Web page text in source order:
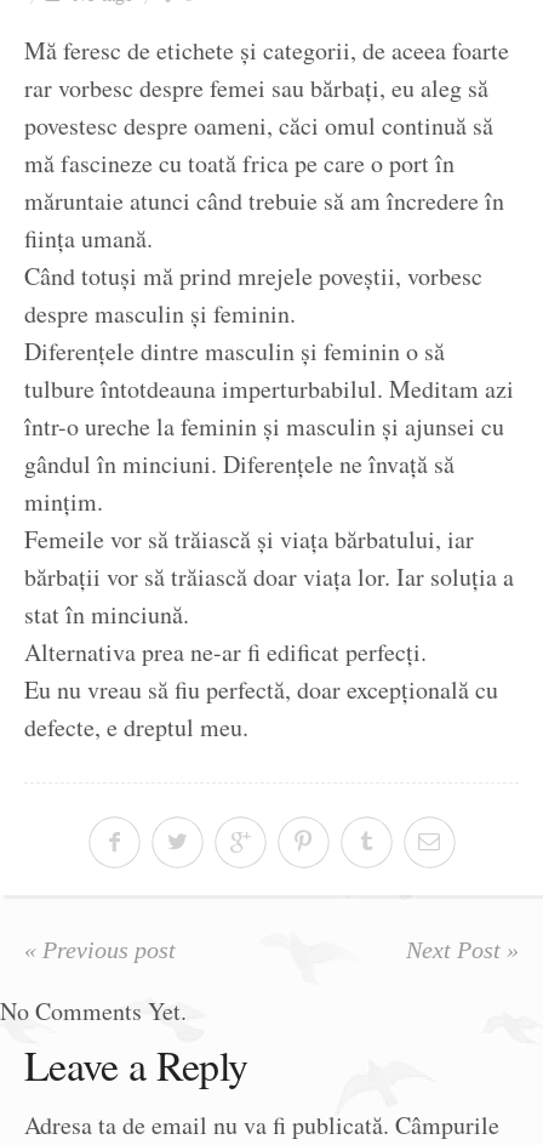
Mă feresc de etichete și categorii, de aceea foarte
rar vorbesc despre femei sau bărbați, eu aleg să
povestesc despre oameni, căci omul continuă să
mă fascineze cu toată frica pe care o port în
măruntaie atunci când trebuie să am încredere în
ființa umană.
Când totuși mă prind mrejele poveștii, vorbesc
despre masculin și feminin.
Diferențele dintre masculin și feminin o să
tulbure întotdeauna imperturbabilul. Meditam azi
într-o ureche la feminin și masculin și ajunsei cu
gândul în minciuni. Diferențele ne învață să
mințim.
Femeile vor să trăiască și viața bărbatului, iar
bărbații vor să trăiască doar viața lor. Iar soluția a
stat în minciună.
Alternativa prea ne-ar fi edificat perfecți.
Eu nu vreau să fiu perfectă, doar excepțională cu
defecte, e dreptul meu.
« Previous post Next Post »
No Comments Yet.
Leave a Reply
Adresa ta de email nu va fi publicată. Câmpurile